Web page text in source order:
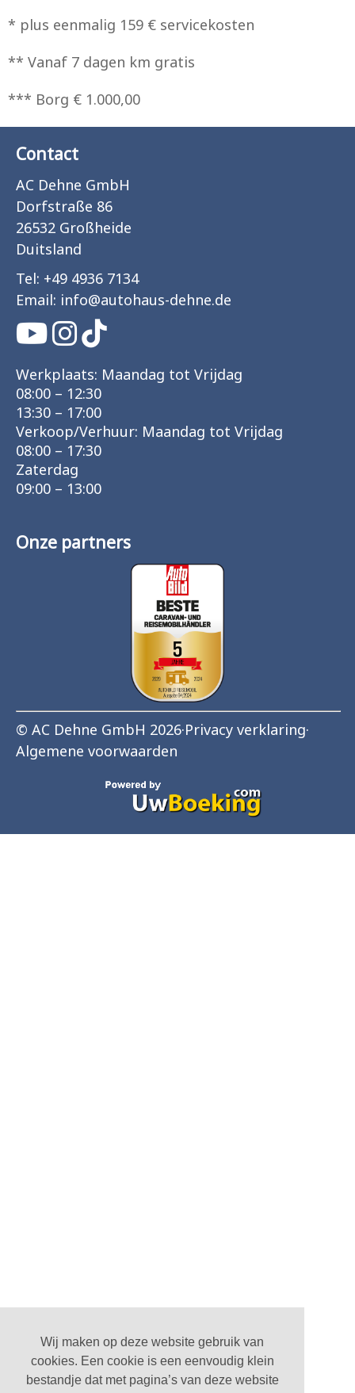
Wij maken op deze website gebruik van
cookies. Een cookie is een eenvoudig klein
bestandje dat met pagina’s van deze website
* plus eenmalig 159 € servicekosten
** Vanaf 7 dagen km gratis
*** Borg € 1.000,00
Contact
AC Dehne GmbH
Dorfstraße 86
26532 Großheide
Duitsland
Tel: +49 4936 7134
Email: info@autohaus-dehne.de
Werkplaats: Maandag tot Vrijdag
08:00 – 12:30
13:30 – 17:00
Verkoop/Verhuur: Maandag tot Vrijdag
08:00 – 17:30
Zaterdag
09:00 – 13:00
Onze partners
© AC Dehne GmbH 2026·Privacy verklaring·
Algemene voorwaarden